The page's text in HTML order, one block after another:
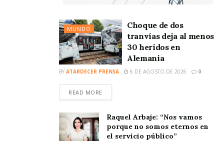
MUNDO
Choque de dos
tranvías deja al menos
30 heridos en
Alemania
BY ATARDECER PRENSA 6 DE AGOSTO DE 2026 0
READ MORE
Raquel Arbaje: “Nos vamos
porque no somos eternos en
el servicio público”